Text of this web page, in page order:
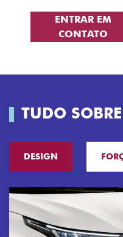
ENTRAR EM
CONTATO
TUDO
DESIGN